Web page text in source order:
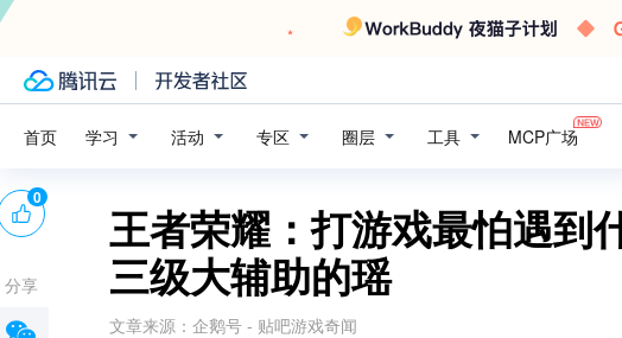
首页 学习 活动 专区 圈层 工具 MCP广场
王者荣耀：打游戏最怕遇到
三级大辅助的瑶
文章来源： 企鹅号 - 贴吧游戏奇闻
0
分享